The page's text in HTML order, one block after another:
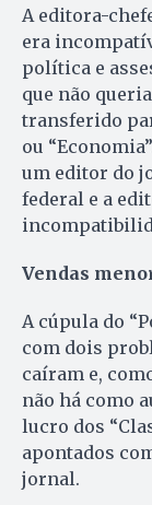
A editora-
era
política e
que não
transferido
ou
um editor do
federal e a
Vendas
A cúpula do
com dois
caíram e,
não há como
lucro dos
apontados
jornal.